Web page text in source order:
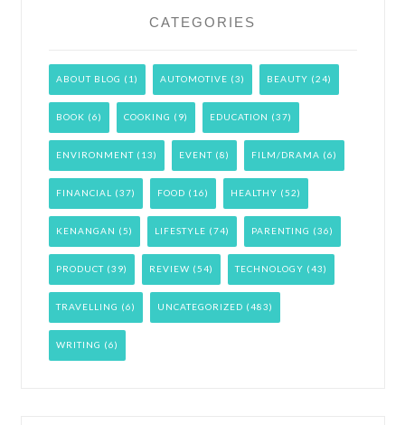
CATEGORIES
ABOUT BLOG (1) AUTOMOTIVE (3) BEAUTY (24)
BOOK (6) COOKING (9) EDUCATION (37)
ENVIRONMENT(13) EVENT(8) FILM/DRAMA (6)
FINANCIAL (37) FOOD (16) HEALTHY (52)
KENANGAN (5) LIFESTYLE (74) PARENTING (36)
PRODUCT(39) REVIEW (54) TECHNOLOGY (43)
TRAVELLING (6) UNCATEGORIZED (483)
WRITING (6)